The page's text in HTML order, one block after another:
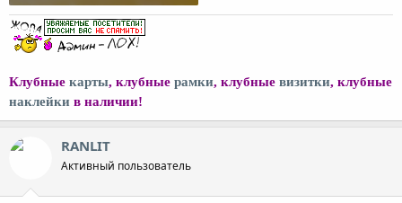
137,7 KB · Просмотры: 116
Клубные карты, клубные рамки, клубные визитки, клубные
наклейки в наличии!
RANLIT
Активный пользователь